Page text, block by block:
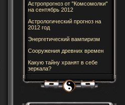
Астропрогноз от "Комсомолки"
на сентябрь 2012
Астрологический прогноз на
2012 год
Энергетический вампиризм
Cооружения древних времен
Какую тайну хранят в себе
зеркала?